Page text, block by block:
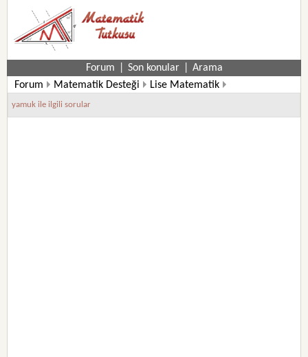
Forum Son konular
Arama
Forum
Matematik Desteği
Lise Matematik
11. Sınıf Matematik Soruları
yamuk ile ilgili sorular